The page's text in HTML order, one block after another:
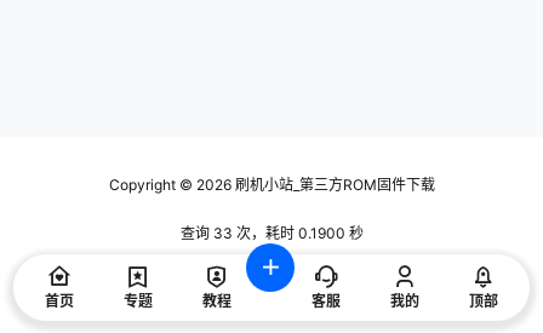
Copyright © 2026刷机小站_第三方ROM固件下载
查询 33 次，耗时 0.1900 秒
首页 专题 教程 客服 我的 顶部